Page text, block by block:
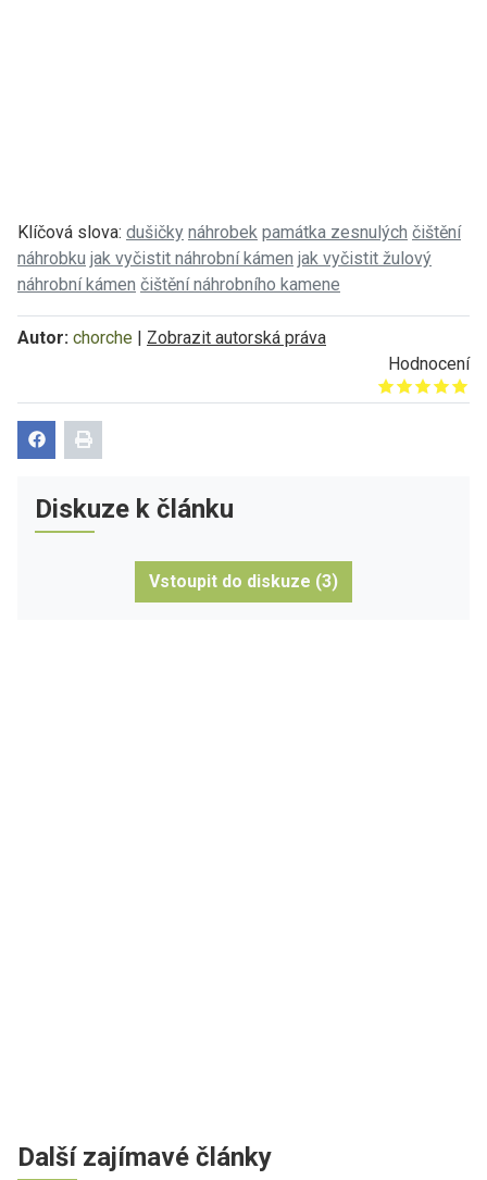
Klíčová slova: dušičky náhrobek památka zesnulých čištění
náhrobku jak vyčistit náhrobní kámen jak vyčistit žulový
náhrobní kámen čištění náhrobního kamene
Autor: chorche | Zobrazit autorská práva
Hodnocení
Give it 1/5
Give it 2/5
Give it 3/5
Give it 4/5
Give it 5/5
Diskuze k článku
Vstoupit do diskuze (3)
Další zajímavé články